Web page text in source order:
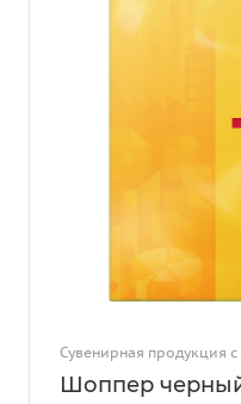
Сувенирная продукция с
Шоппер